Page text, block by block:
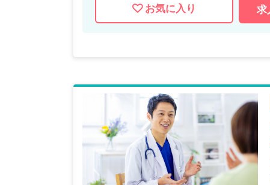
お気に入り 求